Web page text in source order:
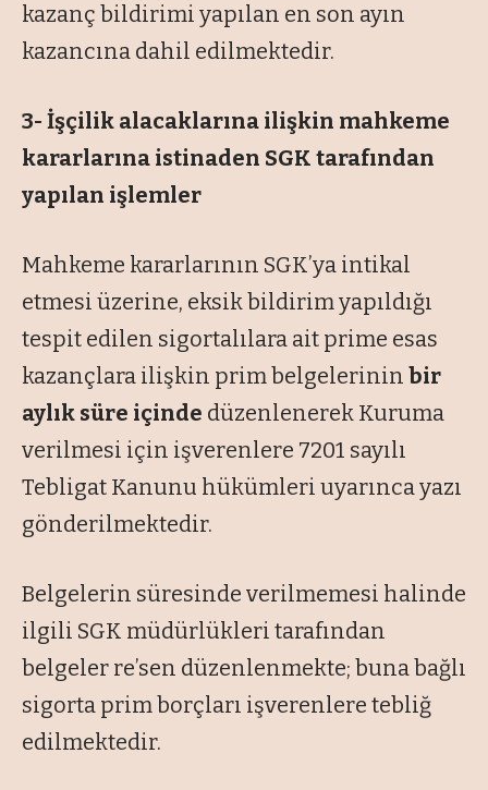
kazanç bildirimi yapılan en son ayın
kazancına dahil edilmektedir.
3- İşçilik alacaklarına ilişkin mahkeme
kararlarına istinaden SGK tarafından
yapılan işlemler
Mahkeme kararlarının SGK’ya intikal
etmesi üzerine, eksik bildirim yapıldığı
tespit edilen sigortalılara ait prime esas
kazançlara ilişkin prim belgelerinin bir
aylık süre içinde düzenlenerek Kuruma
verilmesi için işverenlere 7201 sayılı
Tebligat Kanunu hükümleri uyarınca yazı
gönderilmektedir.
Belgelerin süresinde verilmemesi halinde
ilgili SGK müdürlükleri tarafından
belgeler re’sen düzenlenmekte; buna bağlı
sigorta prim borçları işverenlere tebliğ
edilmektedir.